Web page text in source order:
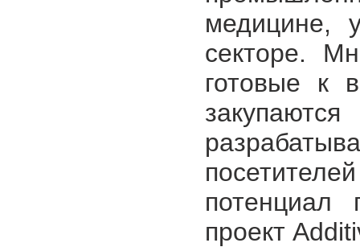
медицине,
секторе.
готовые к
потенциал
проект